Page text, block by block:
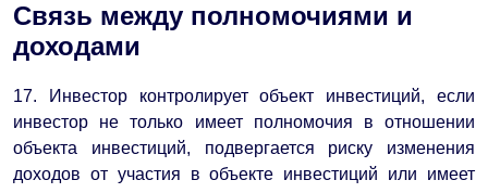
Связь между полномочиями и
доходами
17. Инвестор контролирует объект инвестиций, если
инвестор не только имеет полномочия в отношении
объекта инвестиций, подвергается риску изменения
доходов от участия в объекте инвестиций или имеет